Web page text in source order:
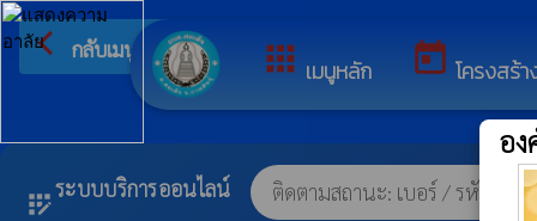
apps เมนูหลัก today โครงสร้
arrow_back_ios กลับเมนูหลัก ยินดีต้อนรับสู่เว็บ
app_registration
ระบบบริการออนไลน์
อ